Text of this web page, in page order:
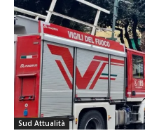
Sud Attualità